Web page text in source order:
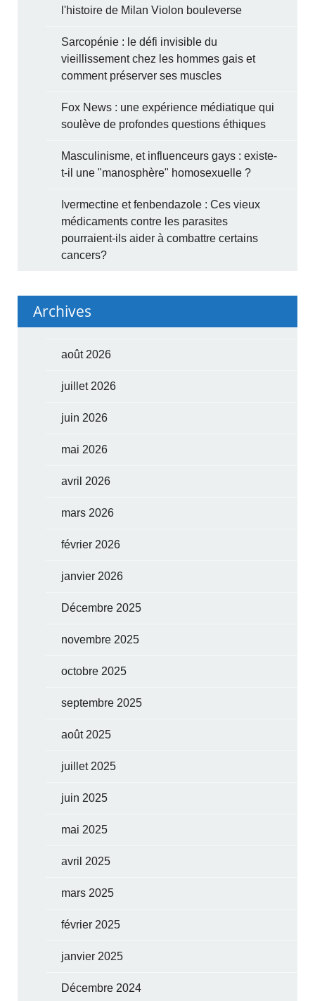
l'histoire de Milan Violon bouleverse
Sarcopénie : le défi invisible du
vieillissement chez les hommes gais et
comment préserver ses muscles
Fox News : une expérience médiatique qui
soulève de profondes questions éthiques
Masculinisme, et influenceurs gays : existe-
t-il une "manosphère" homosexuelle ?
Ivermectine et fenbendazole : Ces vieux
médicaments contre les parasites
pourraient-ils aider à combattre certains
cancers?
Archives
août 2026
juillet 2026
juin 2026
mai 2026
avril 2026
mars 2026
février 2026
janvier 2026
Décembre 2025
novembre 2025
octobre 2025
septembre 2025
août 2025
juillet 2025
juin 2025
mai 2025
avril 2025
mars 2025
février 2025
janvier 2025
Décembre 2024